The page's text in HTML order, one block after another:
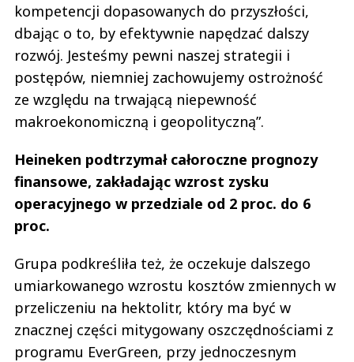
kompetencji dopasowanych do przyszłości,
dbając o to, by efektywnie napędzać dalszy
rozwój. Jesteśmy pewni naszej strategii i
postępów, niemniej zachowujemy ostrożność
ze względu na trwającą niepewność
makroekonomiczną i geopolityczną”.
Heineken podtrzymał całoroczne prognozy
finansowe, zakładając wzrost zysku
operacyjnego w przedziale od 2 proc. do 6
proc.
Grupa podkreśliła też, że oczekuje dalszego
umiarkowanego wzrostu kosztów zmiennych w
przeliczeniu na hektolitr, który ma być w
znacznej części mitygowany oszczędnościami z
programu EverGreen, przy jednoczesnym